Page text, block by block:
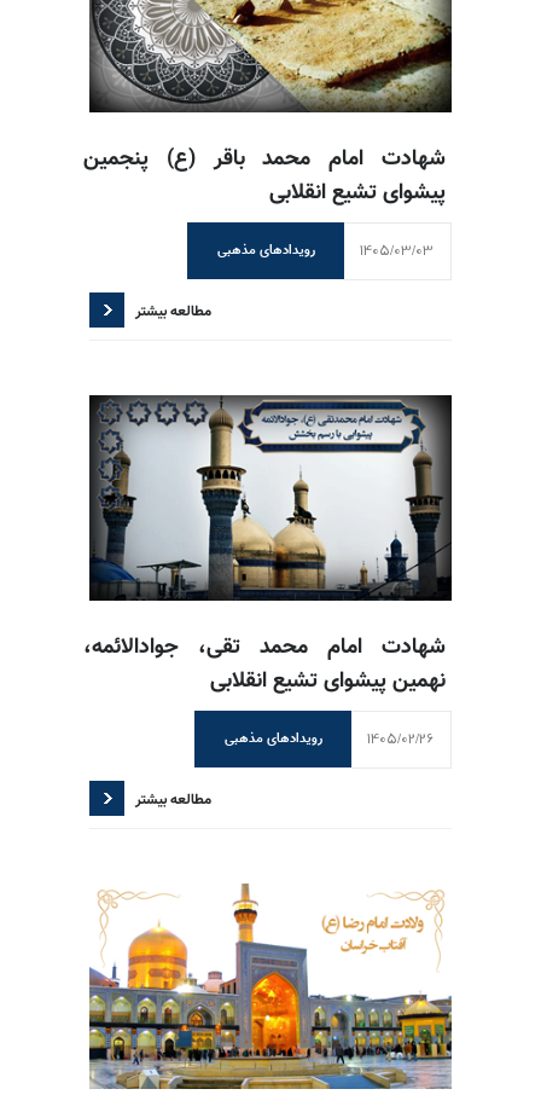
شهادت امام محمد باقر (ع) پنجمین
پیشوای تشیع انقلابی
رویدادهای مذهبی 1405/03/03
مطالعه بیشتر
شهادت امام محمد تقی، جوادالائمه،
نهمین پیشوای تشیع انقلابی
رویدادهای مذهبی 1405/02/26
مطالعه بیشتر